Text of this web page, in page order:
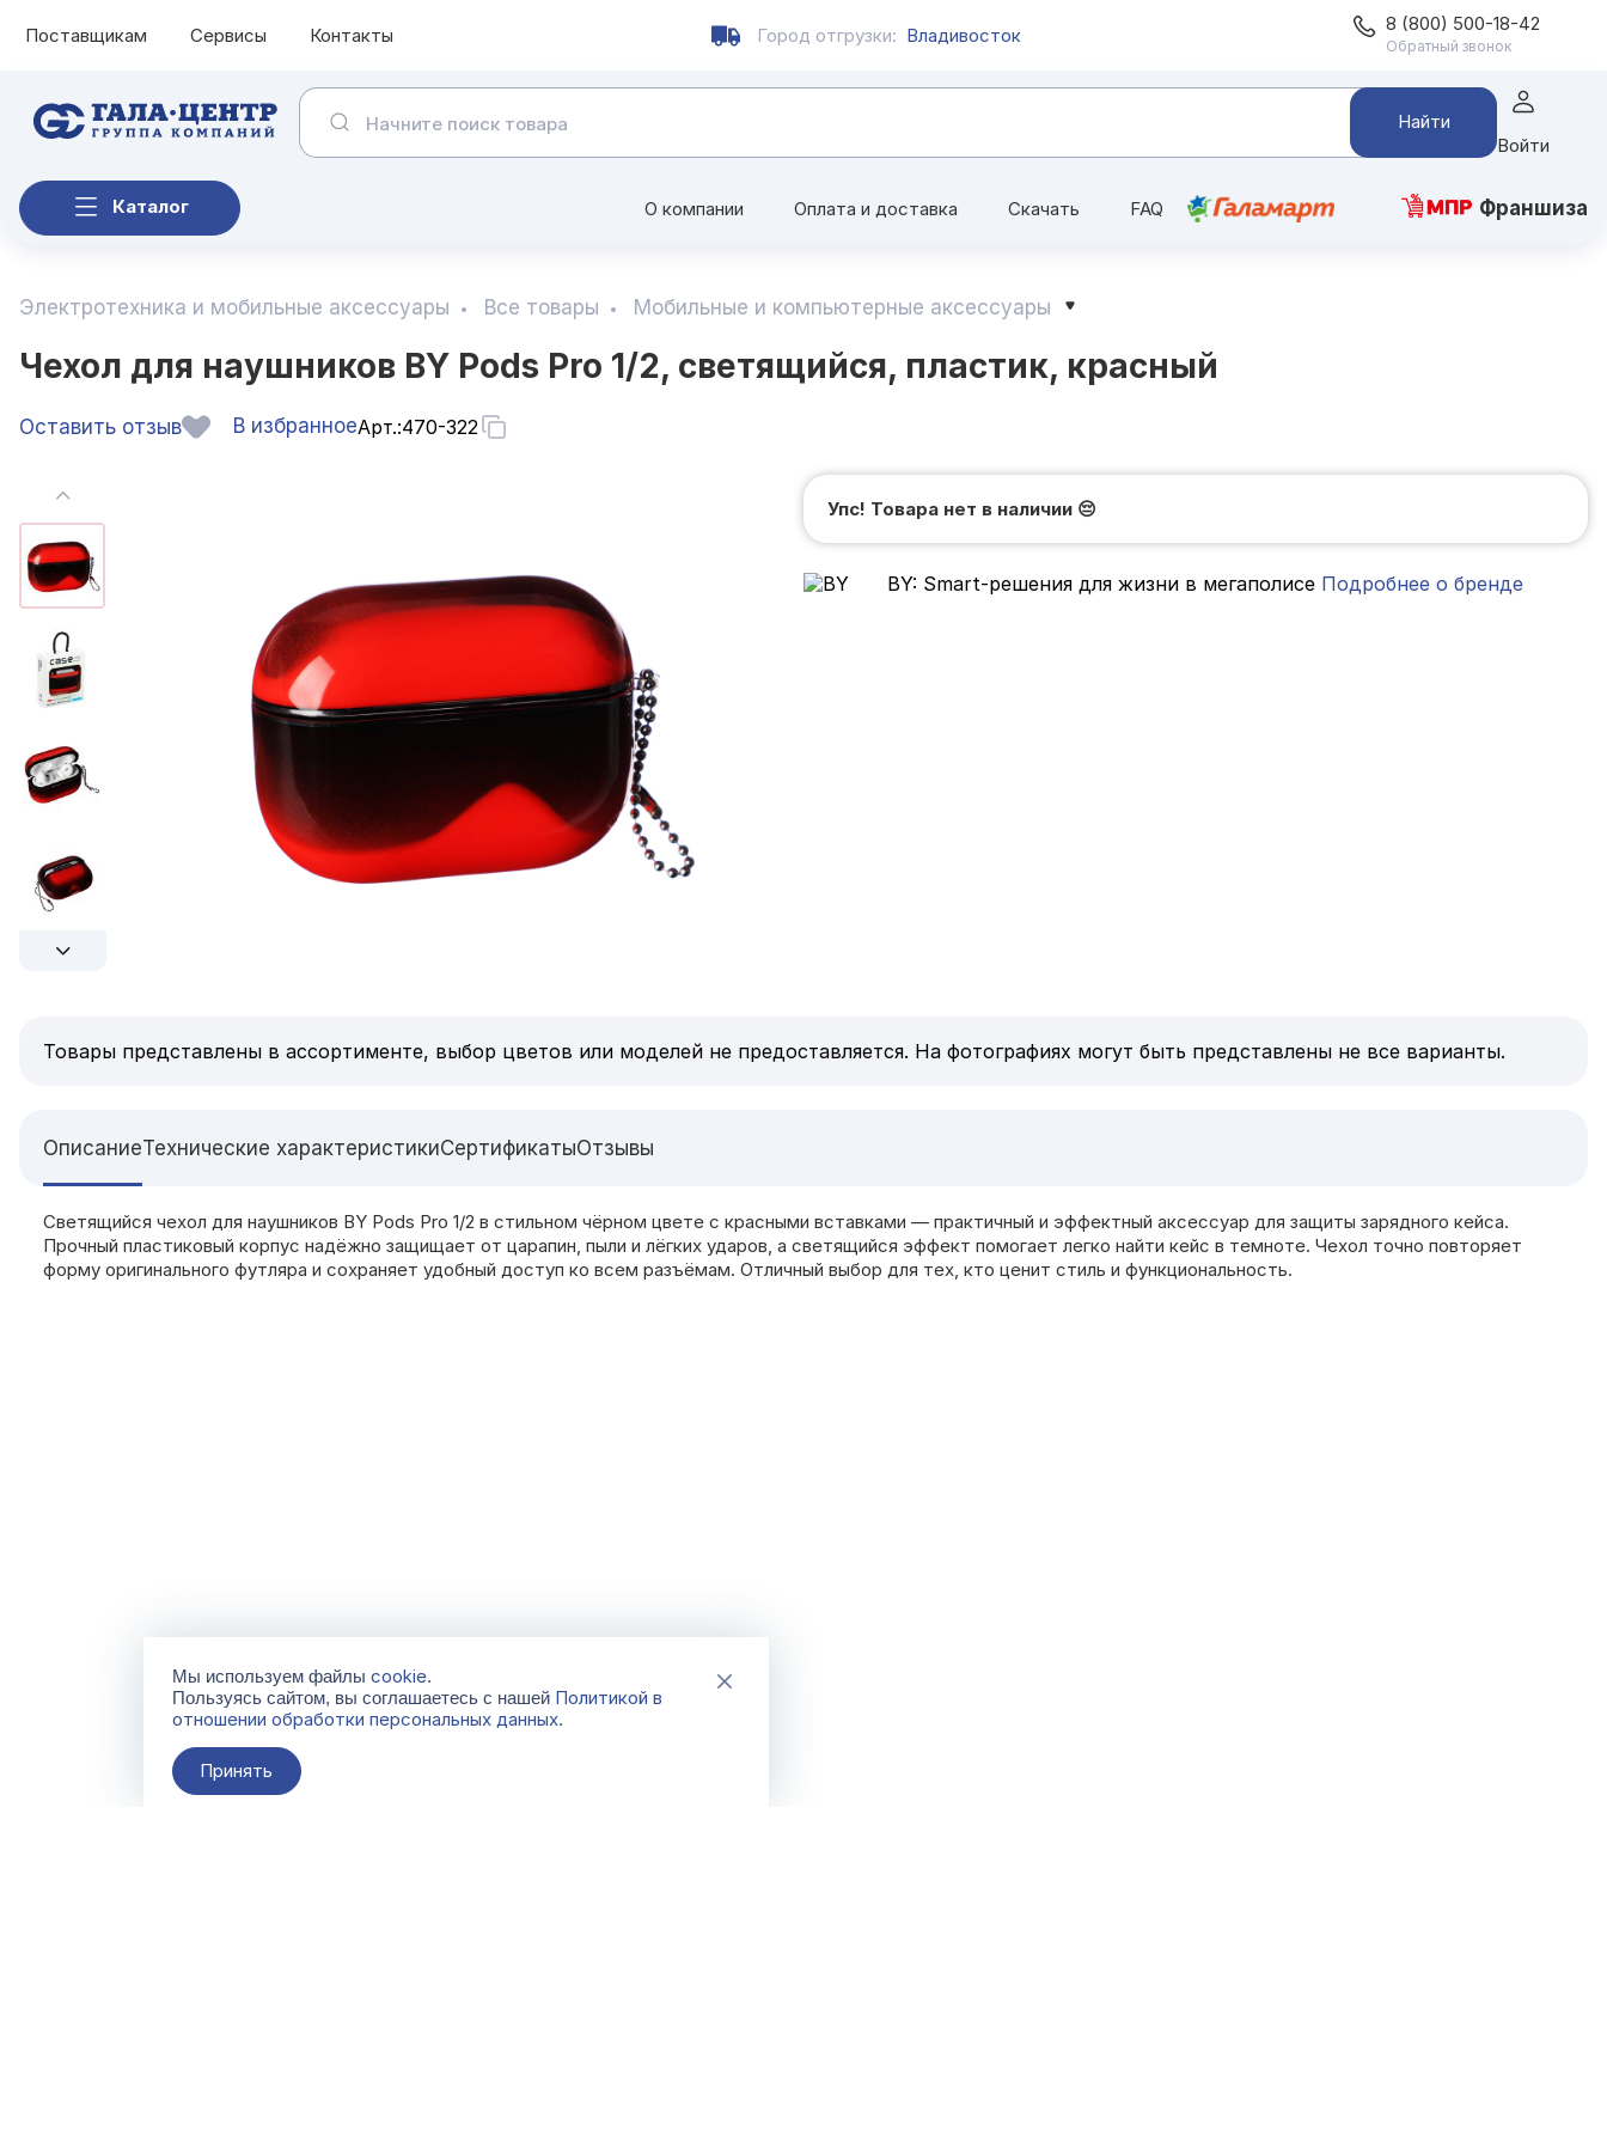
Поставщикам Сервисы Контакты Город отгрузки: Владивосток 8 (800) 500-18-42
Обратный звонок
Найти
Войти
Каталог О компании Оплата и доставка Скачать FAQ Франшиза
Электротехника и мобильные аксессуары Все товары Мобильные и компьютерные аксессуары
Чехол для наушников BY Pods Pro 1/2, светящийся, пластик, красный
Оставить отзыв В избранноеАрт.:470-322
Упс! Товара нет в наличии 😔
BY: Smart-решения для жизни в мегаполисе Подробнее о бренде
Товары представлены в ассортименте, выбор цветов или моделей не предоставляется. На фотографиях могут быть представлены не все варианты.
ОписаниеТехнические характеристикиСертификатыОтзывы
Светящийся чехол для наушников BY Pods Pro 1/2 в стильном чёрном цвете с красными вставками — практичный и эффектный аксессуар для защиты зарядного кейса.
Прочный пластиковый корпус надёжно защищает от царапин, пыли и лёгких ударов, а светящийся эффект помогает легко найти кейс в темноте. Чехол точно повторяет
форму оригинального футляра и сохраняет удобный доступ ко всем разъёмам. Отличный выбор для тех, кто ценит стиль и функциональность.
Мы используем файлы cookie.
Пользуясь сайтом, вы соглашаетесь с нашей Политикой в
отношении обработки персональных данных.
Принять